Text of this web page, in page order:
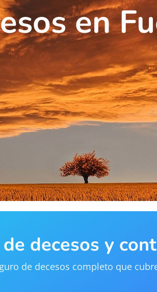
en
decesos y
de decesos completo que